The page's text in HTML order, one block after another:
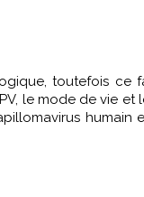
toutefois ce
le mode de vie et
humain